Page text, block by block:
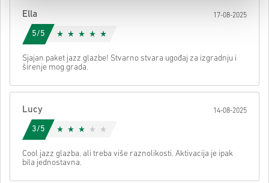
svom kodu.
Ella 17-08-2025
5/5
Sjajan paket jazz glazbe! Stvarno stvara ugođaj za izgradnju i
širenje mog grada.
Lucy 14-08-2025
3/5
Cool jazz glazba, ali treba više raznolikosti. Aktivacija je ipak
bila jednostavna.